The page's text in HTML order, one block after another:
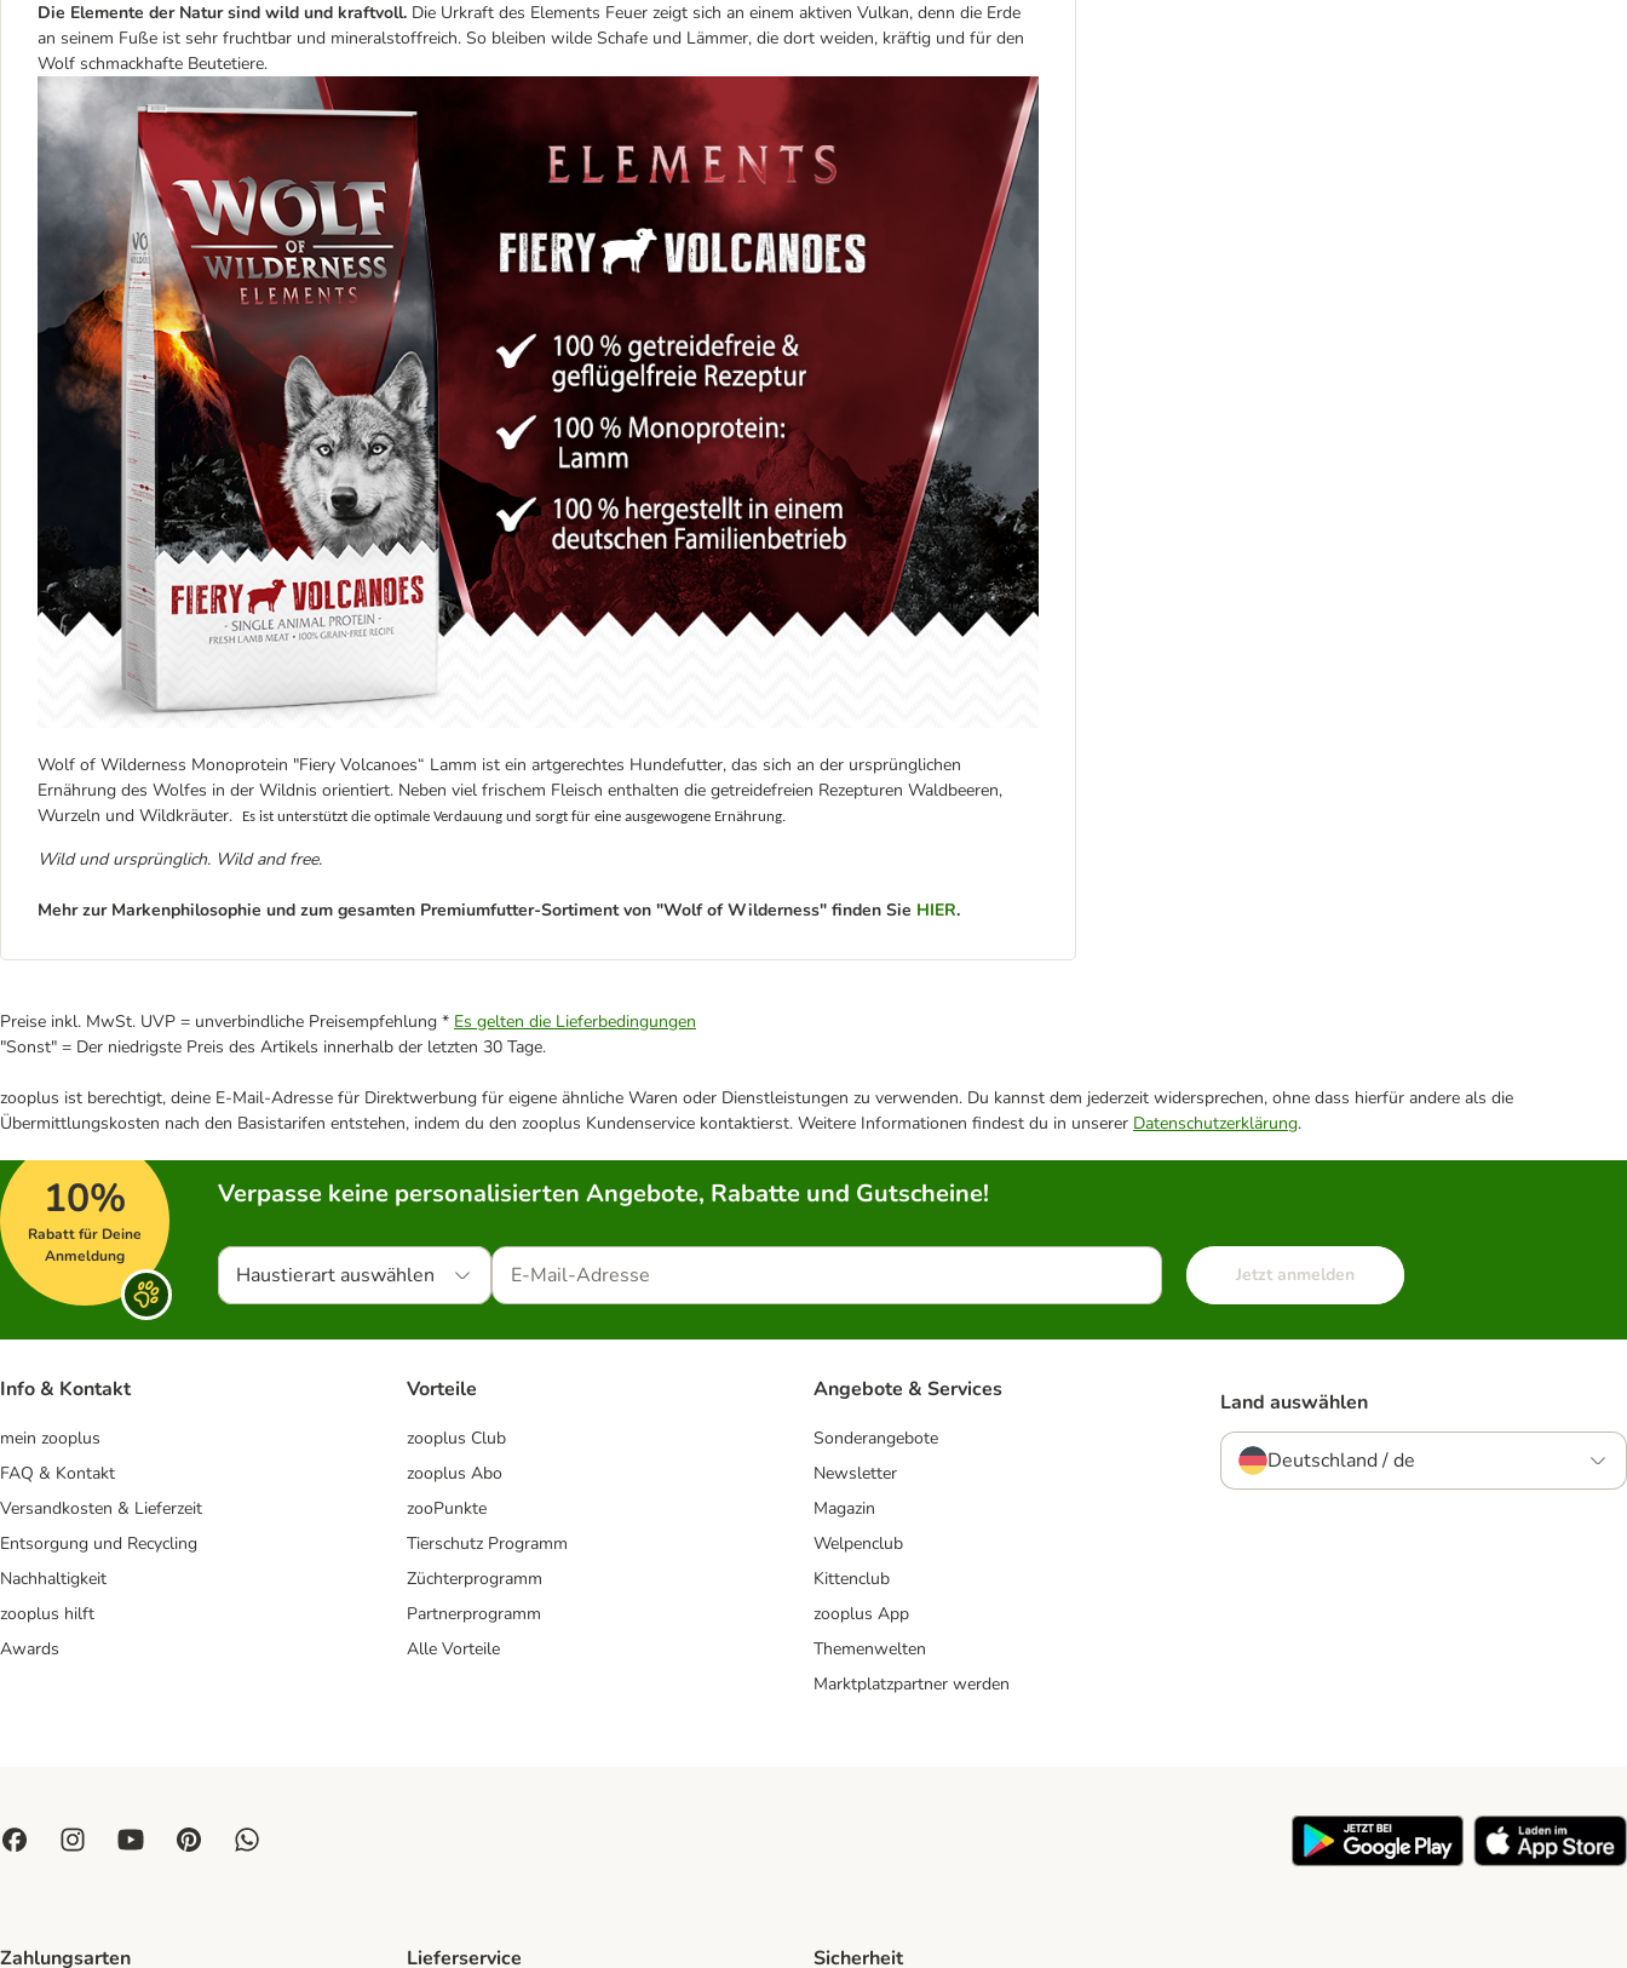
Die Elemente der Natur sind wild und kraftvoll. Die Urkraft des Elements Feuer zeigt sich an einem aktiven Vulkan, denn die Erde
an seinem Fuße ist sehr fruchtbar und mineralstoffreich. So bleiben wilde Schafe und Lämmer, die dort weiden, kräftig und für den
Wolf schmackhafte Beutetiere.
Wolf of Wilderness Monoprotein "Fiery Volcanoes“ Lamm ist ein artgerechtes Hundefutter, das sich an der ursprünglichen
Ernährung des Wolfes in der Wildnis orientiert. Neben viel frischem Fleisch enthalten die getreidefreien Rezepturen Waldbeeren,
Wurzeln und Wildkräuter.
Es ist unterstützt die optimale Verdauung und sorgt für eine ausgewogene Ernährung.
Wild und ursprünglich. Wild and free.
Mehr zur Markenphilosophie und zum gesamten Premiumfutter-Sortiment von "Wolf of Wilderness" finden Sie HIER.
Preise inkl. MwSt. UVP = unverbindliche Preisempfehlung * Es gelten die Lieferbedingungen
"Sonst" = Der niedrigste Preis des Artikels innerhalb der letzten 30 Tage.
zooplus ist berechtigt, deine E-Mail-Adresse für Direktwerbung für eigene ähnliche Waren oder Dienstleistungen zu verwenden. Du kannst dem jederzeit widersprechen, ohne dass hierfür andere als die
Übermittlungskosten nach den Basistarifen entstehen, indem du den zooplus Kundenservice kontaktierst. Weitere Informationen findest du in unserer Datenschutzerklärung.
10%
Rabatt für Deine
Anmeldung
Verpasse keine personalisierten Angebote, Rabatte und Gutscheine!
Haustierart auswählen Jetzt anmelden
Info & Kontakt
mein zooplus
FAQ & Kontakt
Versandkosten & Lieferzeit
Entsorgung und Recycling
Nachhaltigkeit
zooplus hilft
Awards
Vorteile
zooplus Club
zooplus Abo
zooPunkte
Tierschutz Programm
Züchterprogramm
Partnerprogramm
Alle Vorteile
Angebote & Services
Sonderangebote
Newsletter
Magazin
Welpenclub
Kittenclub
zooplus App
Themenwelten
Marktplatzpartner werden
Land auswählen
Deutschland / de
Zahlungsarten Lieferservice Sicherheit